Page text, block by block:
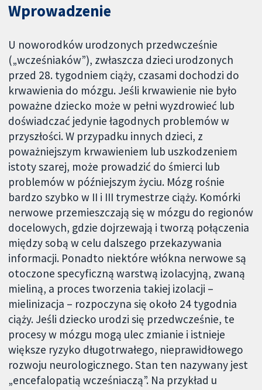
Wprowadzenie
U noworodków urodzonych przedwcześnie
(„wcześniaków”), zwłaszcza dzieci urodzonych
przed 28. tygodniem ciąży, czasami dochodzi do
krwawienia do mózgu. Jeśli krwawienie nie było
poważne dziecko może w pełni wyzdrowieć lub
doświadczać jedynie łagodnych problemów w
przyszłości. W przypadku innych dzieci, z
poważniejszym krwawieniem lub uszkodzeniem
istoty szarej, może prowadzić do śmierci lub
problemów w późniejszym życiu. Mózg rośnie
bardzo szybko w II i III trymestrze ciąży. Komórki
nerwowe przemieszczają się w mózgu do regionów
docelowych, gdzie dojrzewają i tworzą połączenia
między sobą w celu dalszego przekazywania
informacji. Ponadto niektóre włókna nerwowe są
otoczone specyficzną warstwą izolacyjną, zwaną
mieliną, a proces tworzenia takiej izolacji –
mielinizacja – rozpoczyna się około 24 tygodnia
ciąży. Jeśli dziecko urodzi się przedwcześnie, te
procesy w mózgu mogą ulec zmianie i istnieje
większe ryzyko długotrwałego, nieprawidłowego
rozwoju neurologicznego. Stan ten nazywany jest
„encefalopatią wcześniaczą”. Na przykład u